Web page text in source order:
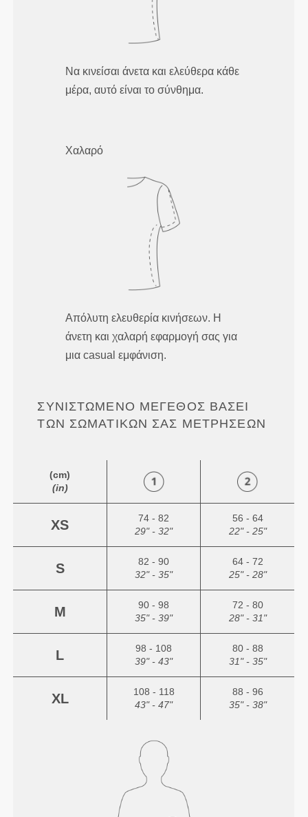
Να κινείσαι άνετα και ελεύθερα κάθε
μέρα, αυτό είναι το σύνθημα.
Χαλαρό
Απόλυτη ελευθερία κινήσεων. Η
άνετη και χαλαρή εφαρμογή σας για
μια casual εμφάνιση.
ΣΥΝΙΣΤΏΜΕΝΟ ΜΈΓΕΘΟΣ ΒΆΣΕΙ
ΤΩΝ ΣΩΜΑΤΙΚΏΝ ΣΑΣ ΜΕΤΡΉΣΕΩΝ
(cm)
(in)
XS
74 - 82
29" - 32"
56 - 64
22" - 25"
S
82 - 90
32" - 35"
64 - 72
25" - 28"
M
90 - 98
35" - 39"
72 - 80
28" - 31"
L
98 - 108
39" - 43"
80 - 88
31" - 35"
XL
108 - 118
43" - 47"
88 - 96
35" - 38"